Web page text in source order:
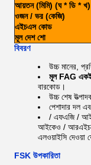
আয়তন (মিমি) (ঘ * ডি * খ)
ওজন / ভর (কেজি)
এইচএস কোড
মূল দেশ শো
বিবরণ
উচ্চ মানের,
মূল FAG
বারকোড।
উচ্চ শেষ
পেশাদার দল
/ এফএজি /
আইকেও /
এলওয়াইসি দেওয়া
FSK উপকারিতা